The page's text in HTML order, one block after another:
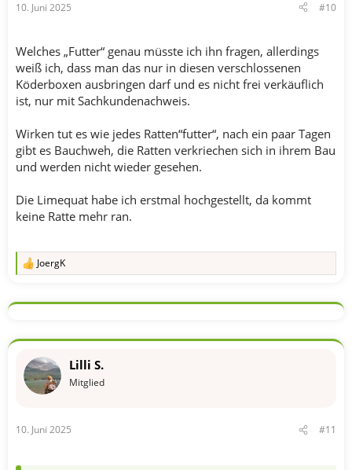
10. Juni 2025 #10
Welches „Futter“ genau müsste ich ihn fragen, allerdings
weiß ich, dass man das nur in diesen verschlossenen
Köderboxen ausbringen darf und es nicht frei verkäuflich
ist, nur mit Sachkundenachweis.
Wirken tut es wie jedes Ratten“futter“, nach ein paar Tagen
gibt es Bauchweh, die Ratten verkriechen sich in ihrem Bau
und werden nicht wieder gesehen.
Die Limequat habe ich erstmal hochgestellt, da kommt
keine Ratte mehr ran.
R
k
o
e
n
JoergK
Lilli S.
Mitglied
10. Juni 2025 #11